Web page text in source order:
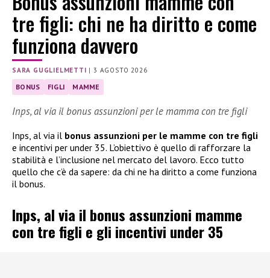
tre figli: chi ne ha diritto e come
funziona davvero
SARA GUGLIELMETTI |3 AGOSTO 2026
BONUS FIGLI MAMME
Inps, al via il bonus assunzioni per le mamma con tre figli
Inps, al via il bonus assunzioni per le mamme con tre figli
e incentivi per under 35. L’obiettivo è quello di rafforzare la
stabilità e l’inclusione nel mercato del lavoro. Ecco tutto
quello che c’è da sapere: da chi ne ha diritto a come funziona
il bonus.
Inps, al via il bonus assunzioni mamme
con tre figli e gli incentivi under 35